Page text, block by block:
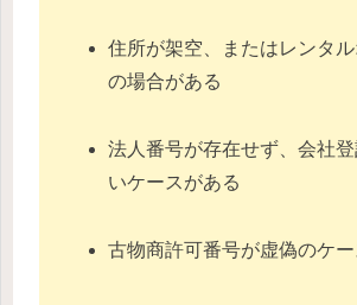
住所が架空、またはレンタ
の場合がある
法人番号が存在せず、会社
いケースがある
古物商許可番号が虚偽のケ